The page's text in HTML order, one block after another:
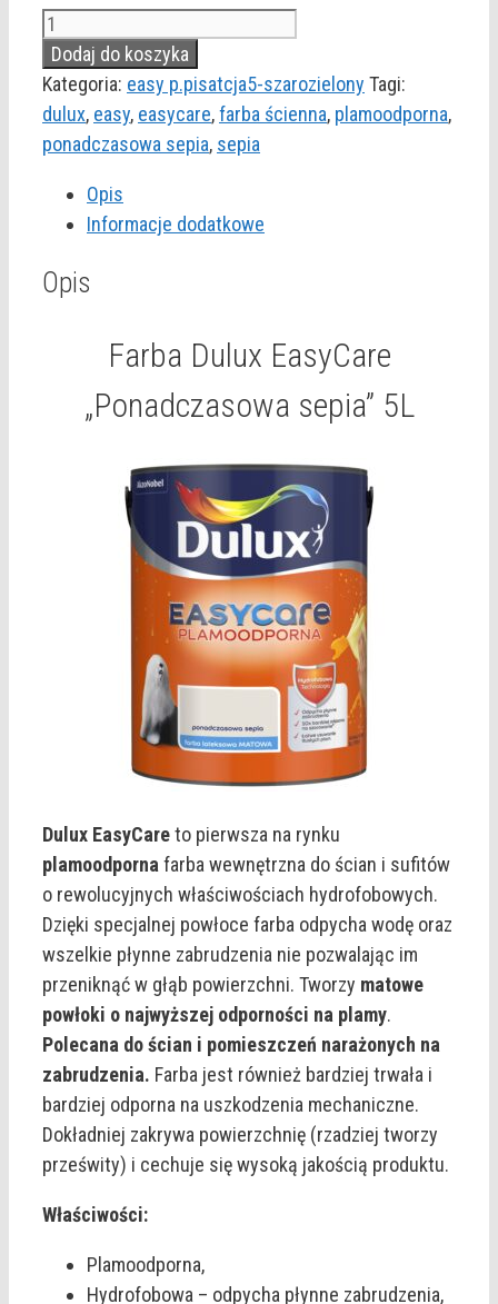
ilość
Farba
Dulux
EasyCare
"Ponadczasowa
Dodaj do koszyka
Kategoria: easy p.pisatcja5-szarozielony Tagi:
dulux, easy, easycare,farba ścienna, plamoodporna,
ponadczasowa sepia, sepia
Opis
Informacje dodatkowe
Opis
Farba Dulux EasyCare
„Ponadczasowa sepia” 5L
Dulux EasyCareto pierwsza na rynku
plamoodpornafarba wewnętrzna do ścian i sufitów
o rewolucyjnych właściwościach hydrofobowych.
Dzięki specjalnej powłoce farba odpycha wodę oraz
wszelkie płynne zabrudzenia nie pozwalając im
przeniknąć w głąb powierzchni. Tworzy matowe
powłoki o najwyższej odporności na plamy.
Polecana do ścian i pomieszczeń narażonych na
zabrudzenia. Farba jest również bardziej trwała i
bardziej odporna na uszkodzenia mechaniczne.
Dokładniej zakrywa powierzchnię (rzadziej tworzy
prześwity) i cechuje się wysoką jakością produktu.
Właściwości:
Plamoodporna,
Hydrofobowa – odpycha płynne zabrudzenia,